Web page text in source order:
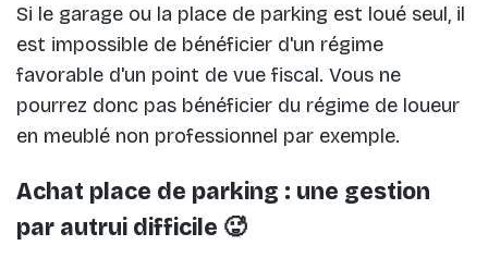
Si le garage ou la place de parking est loué seul, il
est impossible de bénéficier d'un régime
favorable d'un point de vue fiscal. Vous ne
pourrez donc pas bénéficier du régime de loueur
en meublé non professionnel par exemple.
Achat place de parking : une gestion
par autrui difficile 🥵